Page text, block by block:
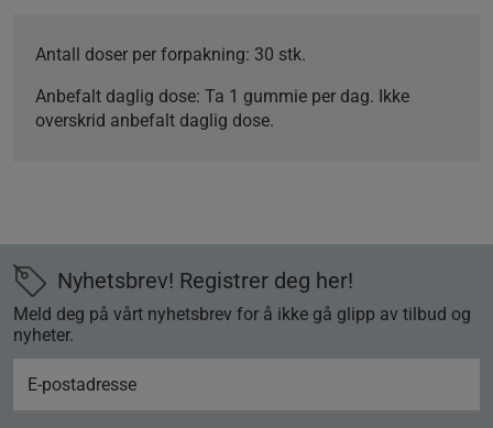
Antall doser per forpakning: 30 stk.
Anbefalt daglig dose: Ta 1 gummie per dag. Ikke
overskrid anbefalt daglig dose.
Nyhetsbrev! Registrer deg her!
Meld deg på vårt nyhetsbrev for å ikke gå glipp av tilbud og
nyheter.